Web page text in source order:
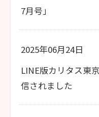
7月号」
2025年06月24日
LINE版カリタス東
信されました